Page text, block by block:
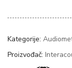
Kategorije:
Proizvođač: